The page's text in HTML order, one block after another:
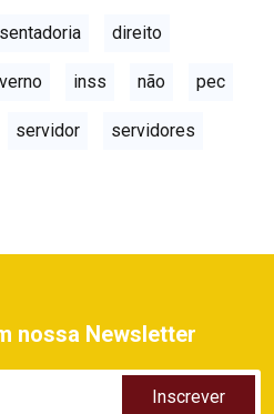
direito
inss não pec
servidor servidores
nossa Newsletter